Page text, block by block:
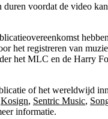
voordat de video
het registreren van
het MLC en de Harry
of het wereldwijd
Kosign, Sentric Music,
informatie.